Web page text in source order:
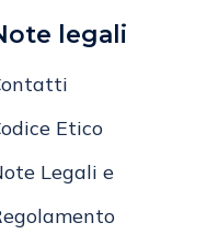
legali
Etico
Legali e